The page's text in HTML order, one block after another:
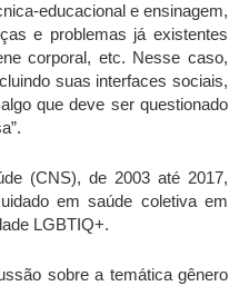
educacional e ensinagem,
e problemas já existentes
corporal, etc. Nesse caso,
suas interfaces sociais,
que deve ser questionado
(CNS), de 2003 até 2017,
em saúde coletiva em
LGBTIQ+.
sobre a temática gênero